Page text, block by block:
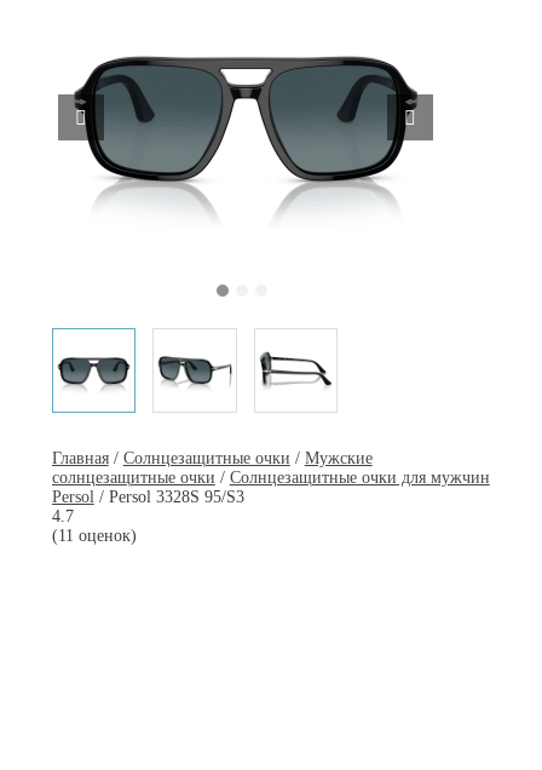
Главная/ Солнцезащитные очки / Мужские
солнцезащитные очки / Солнцезащитные очки для мужчин
Persol / Persol 3328S 95/S3
4.7
(11 оценок)